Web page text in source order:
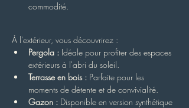
commodité.
À l'extérieur, vous découvrirez :
Pergola : Idéale pour profiter des espaces
extérieurs à l'abri du soleil.
Terrasse en bois : Parfaite pour les
moments de détente et de convivialité.
Gazon : Disponible en version synthétique